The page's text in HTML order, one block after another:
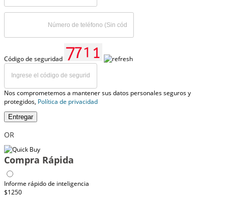
Código de seguridad
Nos comprometemos a mantener sus datos personales seguros y
protegidos, Política de privacidad
Entregar
OR
Compra Rápida
Informe rápido de inteligencia
$1250